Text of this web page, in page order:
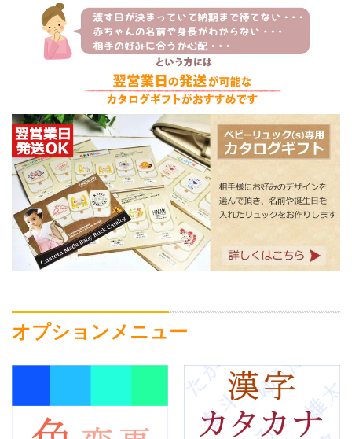
オプションメニュー